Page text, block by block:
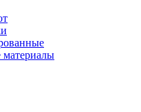
материалы